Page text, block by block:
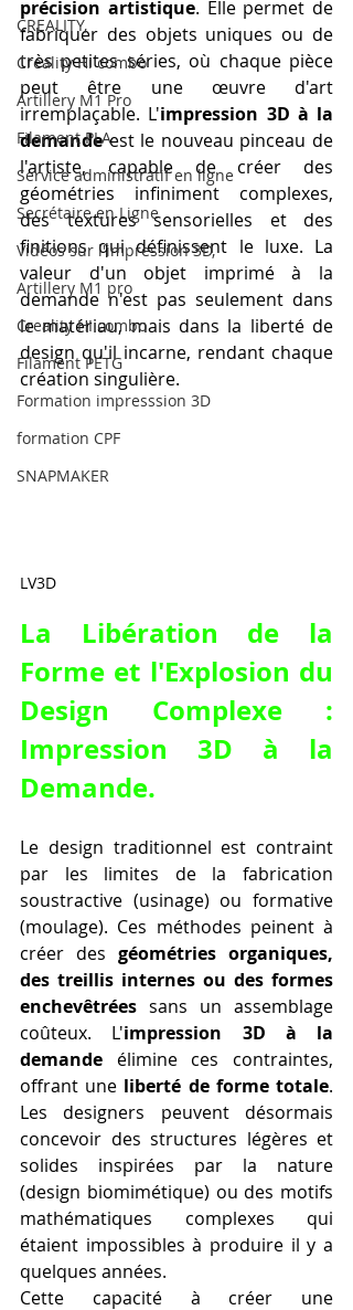
CREALITY,
Creality Hi combo
Artillery M1 Pro
Filament PLA
Service administratif en ligne
Secrétaire en Ligne
Vidéos sur l'impression 3D,
Artillery M1 pro
Creality HI combo
Filament PETG
Formation impresssion 3D
formation CPF
SNAPMAKER
précision artistique. Elle permet de
fabriquer des objets uniques ou de
très petites séries, où chaque pièce
peut être une œuvre d'art
irremplaçable. L'impression 3D à la
demande est le nouveau pinceau de
l'artiste, capable de créer des
géométries infiniment complexes,
des textures sensorielles et des
finitions qui définissent le luxe. La
valeur d'un objet imprimé à la
demande n'est pas seulement dans
le matériau, mais dans la liberté de
design qu'il incarne, rendant chaque
création singulière.
LV3D
La Libération de la
Forme et l'Explosion du
Design Complexe :
Impression 3D à la
Demande.
Le design traditionnel est contraint
par les limites de la fabrication
soustractive (usinage) ou formative
(moulage). Ces méthodes peinent à
créer des géométries organiques,
des treillis internes ou des formes
enchevêtrées sans un assemblage
coûteux. L'impression 3D à la
demande élimine ces contraintes,
offrant une liberté de forme totale.
Les designers peuvent désormais
concevoir des structures légères et
solides inspirées par la nature
(design biomimétique) ou des motifs
mathématiques complexes qui
étaient impossibles à produire il y a
quelques années.